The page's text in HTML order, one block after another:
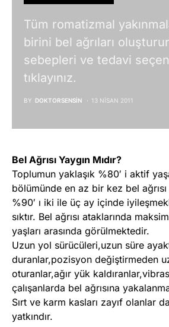
Tüm romatizmal
birini bel ağrıları
sebepleri ve tedavi
tıklayınız.
BY DOKTORSENSIN 13 NISAN 2011
Bel Ağrısı Yaygın Mıdır?
Toplumun yaklaşık %80′ i aktif
bölümünde en az bir kez bel
%90′ ı iki ile üç ay içinde
sıktır. Bel ağrısı ataklarında
yaşları arasında görülmektedir.
Uzun yol sürücüleri,uzun süre
duranlar,pozisyon değiştirmeden
oturanlar,ağır yük
çalışanlarda bel ağrısına
Sırt ve karm kasları zayıf olanlar
yatkındır.